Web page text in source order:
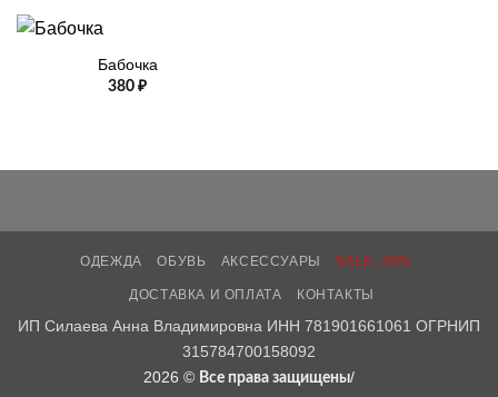
Бабочка
380 ₽
ОДЕЖДА ОБУВЬ АКСЕССУАРЫ SALE -30%
ДОСТАВКА И ОПЛАТА КОНТАКТЫ
ИП Силаева Анна Владимировна ИНН 781901661061 ОГРНИП
315784700158092
2026 © Все права защищены/